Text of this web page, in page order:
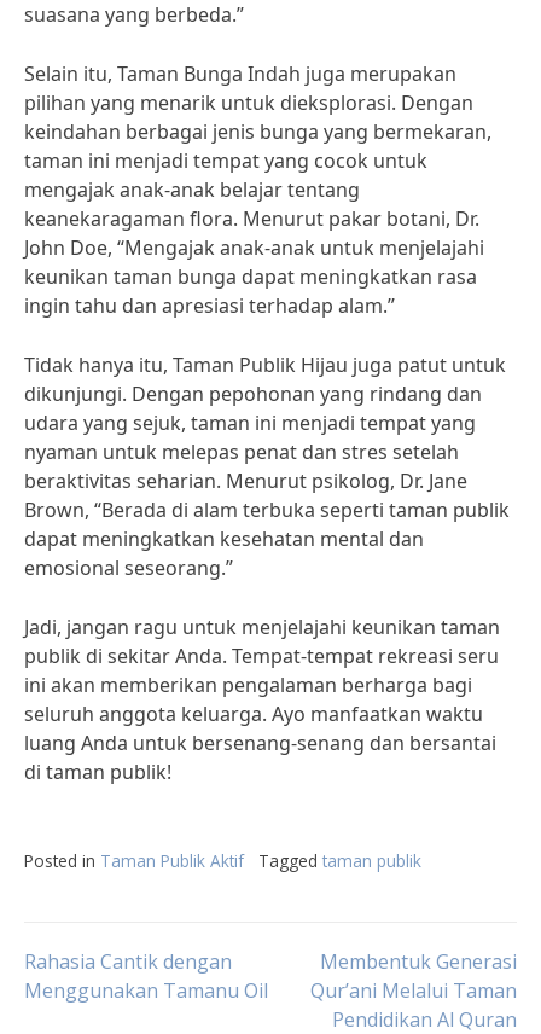
suasana yang berbeda.”
Selain itu, Taman Bunga Indah juga merupakan
pilihan yang menarik untuk dieksplorasi. Dengan
keindahan berbagai jenis bunga yang bermekaran,
taman ini menjadi tempat yang cocok untuk
mengajak anak-anak belajar tentang
keanekaragaman flora. Menurut pakar botani, Dr.
John Doe, “Mengajak anak-anak untuk menjelajahi
keunikan taman bunga dapat meningkatkan rasa
ingin tahu dan apresiasi terhadap alam.”
Tidak hanya itu, Taman Publik Hijau juga patut untuk
dikunjungi. Dengan pepohonan yang rindang dan
udara yang sejuk, taman ini menjadi tempat yang
nyaman untuk melepas penat dan stres setelah
beraktivitas seharian. Menurut psikolog, Dr. Jane
Brown, “Berada di alam terbuka seperti taman publik
dapat meningkatkan kesehatan mental dan
emosional seseorang.”
Jadi, jangan ragu untuk menjelajahi keunikan taman
publik di sekitar Anda. Tempat-tempat rekreasi seru
ini akan memberikan pengalaman berharga bagi
seluruh anggota keluarga. Ayo manfaatkan waktu
luang Anda untuk bersenang-senang dan bersantai
di taman publik!
Posted in Taman Publik Aktif Tagged taman publik
Post
Rahasia Cantik dengan
Menggunakan Tamanu Oil
Membentuk Generasi
Qur’ani Melalui Taman
Pendidikan Al Quran